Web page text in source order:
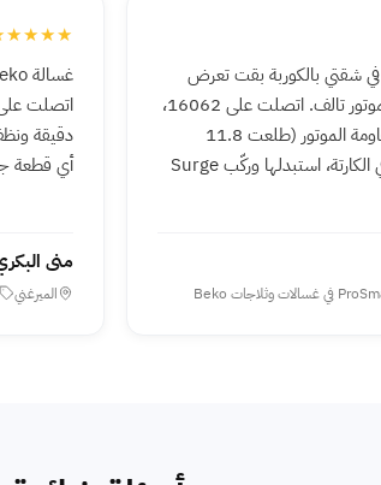
غسالة Beko ProSmart في شقتي بالكوربة بقت تعرض
E11 وأكثر من فني قال الموتور تالف. اتصلت على 16062،
الفني المتخصص قاس مقاومة الموتور (طلعت 11.8
سليمة) وحدد إن العطل في الكارتة، استبدلها وركّب Surge
دقيقة
أي قطعة
منى
الميرغني